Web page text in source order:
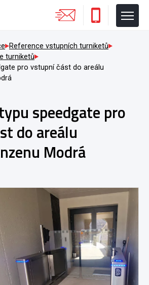
Reference vstupních turniketů
turniketů
pro vstupní část do areálu
speedgate pro
do areálu
Modrá